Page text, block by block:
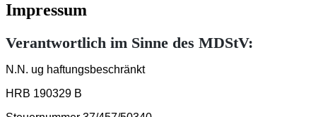
Impressum
Verantwortlich im Sinne des MDStV:
N.N. ug haftungsbeschränkt
HRB 190329 B